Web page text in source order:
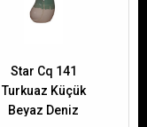
Star Cq 141
Turkuaz Küçük
Beyaz Deniz